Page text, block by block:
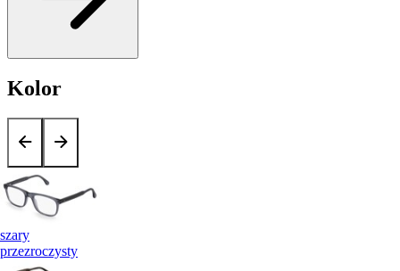
Kolor
szary
przezroczysty